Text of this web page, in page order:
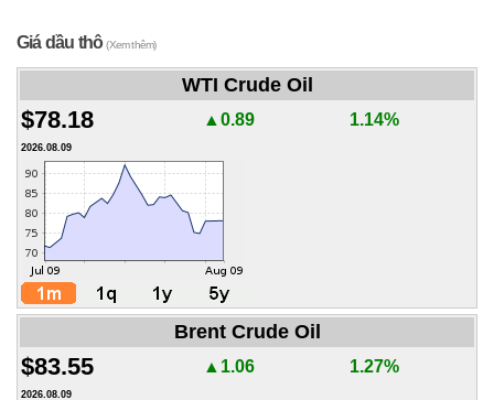
Giá dầu thô(Xem thêm)
WTI Crude Oil
$78.18 ▲0.89 1.14%
2026.08.09
Brent Crude Oil
$83.55 ▲1.06 1.27%
2026.08.09